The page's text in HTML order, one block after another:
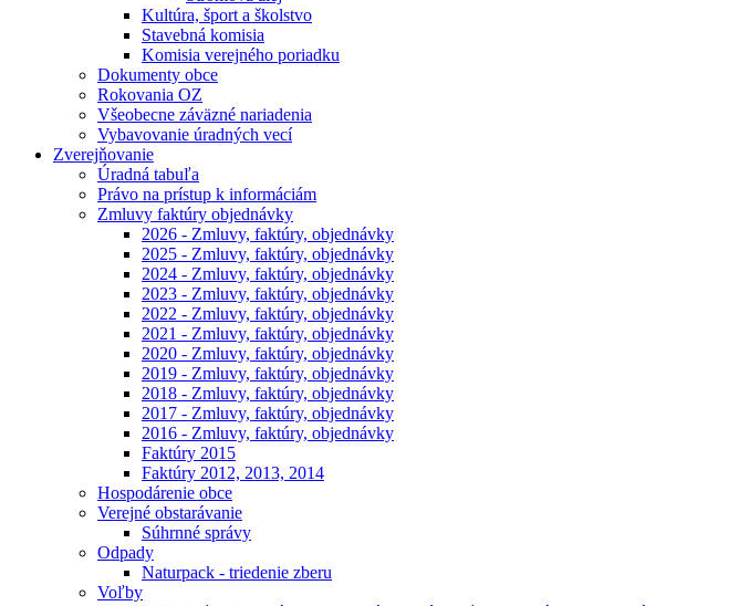
Kultúra, šport a školstvo
Stavebná komisia
Komisia verejného poriadku
Dokumenty obce
Rokovania OZ
Všeobecne záväzné nariadenia
Vybavovanie úradných vecí
Zverejňovanie
Úradná tabuľa
Právo na prístup k informáciám
Zmluvy faktúry objednávky
2026 - Zmluvy, faktúry, objednávky
2025 - Zmluvy, faktúry, objednávky
2024 - Zmluvy, faktúry, objednávky
2023 - Zmluvy, faktúry, objednávky
2022 - Zmluvy, faktúry, objednávky
2021 - Zmluvy, faktúry, objednávky
2020 - Zmluvy, faktúry, objednávky
2019 - Zmluvy, faktúry, objednávky
2018 - Zmluvy, faktúry, objednávky
2017 - Zmluvy, faktúry, objednávky
2016 - Zmluvy, faktúry, objednávky
Faktúry 2015
Faktúry 2012, 2013, 2014
Hospodárenie obce
Verejné obstarávanie
Súhrnné správy
Odpady
Naturpack - triedenie zberu
Voľby